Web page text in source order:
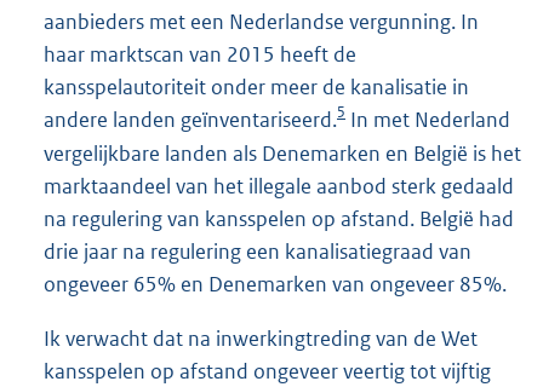
aanbieders met een Nederlandse vergunning. In
haar marktscan van 2015 heeft de
kansspelautoriteit onder meer de kanalisatie in
andere landen geïnventariseerd.5 In met Nederland
vergelijkbare landen als Denemarken en België is het
marktaandeel van het illegale aanbod sterk gedaald
na regulering van kansspelen op afstand. België had
drie jaar na regulering een kanalisatiegraad van
ongeveer 65% en Denemarken van ongeveer 85%.
Ik verwacht dat na inwerkingtreding van de Wet
kansspelen op afstand ongeveer veertig tot vijftig